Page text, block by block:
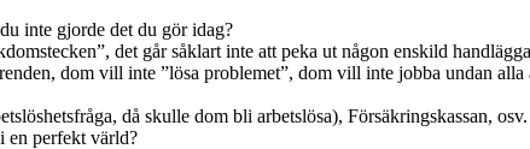
inte gjorde det du gör idag?
det går såklart inte att peka ut någon enskild
dom vill inte ”lösa problemet”, dom vill inte jobba undan alla
då skulle dom bli arbetslösa), Försäkringskassan, osv.
en perfekt värld?